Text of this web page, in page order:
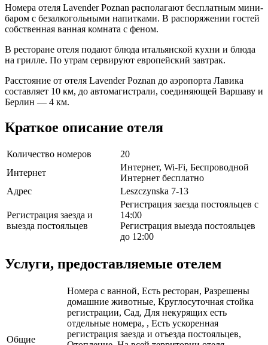
Номера отеля Lavender Poznan располагают бесплатным мини-
баром с безалкогольными напитками. В распоряжении гостей
собственная ванная комната с феном.
В ресторане отеля подают блюда итальянской кухни и блюда
на грилле. По утрам сервируют европейский завтрак.
Расстояние от отеля Lavender Poznan до аэропорта Лавика
составляет 10 км, до автомагистрали, соединяющей Варшаву и
Берлин — 4 км.
Краткое описание отеля
Количество номеров
20
Интернет
Интернет, Wi-Fi, Беспроводной
Интернет бесплатно
Адрес
Leszczynska 7-13
Регистрация заезда и
выезда постояльцев
Регистрация заезда постояльцев с
14:00
Регистрация выезда постояльцев
до 12:00
Услуги, предоставляемые отелем
Общие
Номера с ванной, Есть ресторан, Разрешены
домашние животные, Круглосуточная стойка
регистрации, Сад, Для некурящих есть
отдельные номера, , Есть ускоренная
регистрация заезда и отъезда постояльцев,